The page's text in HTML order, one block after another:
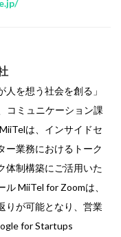
を想う社会を創る」
コミュニケーション課
は、インサイドセ
ー業務におけるトーク
体制構築にご活用いた
MiiTel for Zoomは、
りが可能となり、営業
for Startups